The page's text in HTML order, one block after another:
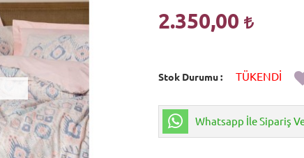
2.350,00
Stok Durumu TÜKENDİ
Whatsapp İle Sipariş